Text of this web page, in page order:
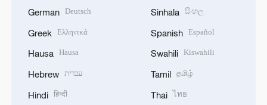
German Deutsch
Greek Ελληνικά
Hausa Hausa
Hebrew עברית
Hindi हिन्दी
Sinhala සිංහල
Spanish Español
Swahili Kiswahili
Tamil தமிழ்
Thai ไทย